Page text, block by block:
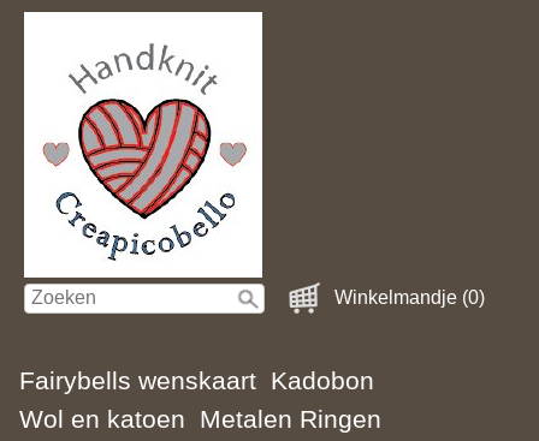
Winkelmandje (0)
Fairybells wenskaart Kadobon
Wol en katoen
Metalen Ringen